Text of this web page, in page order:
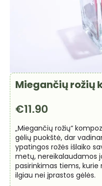
Miegančių rožių
€11.90
„Miegančių rožių“
gėlių puokštė, dar
ypatingos rožės išlaiko
metų, nereikalaudamos
pasirinkimas tiems, kurie
ilgiau nei įprastos gėlės.